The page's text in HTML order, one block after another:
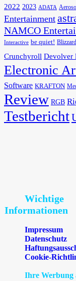
2022 2023 ADATA
Entertainment
NAMCO
Interactive be quiet!
Crunchyroll Devolver
Electronic
Software KRAFTON
Review RGB
Testbericht
Wichtige
Informationen
Impressum
Datenschutz
Cookie-
Ihre Werbung